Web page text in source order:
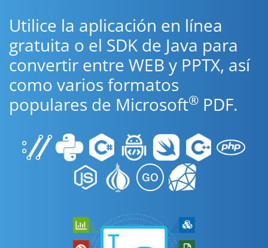
Utilice la aplicación en línea
gratuita o el SDK de Java para
convertir entre WEB y PPTX, así
como varios formatos
populares de Microsoft® PDF.